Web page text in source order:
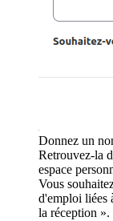
Donnez un
Retrouvez-la
espace
Vous
d'emploi liées
la réception ».